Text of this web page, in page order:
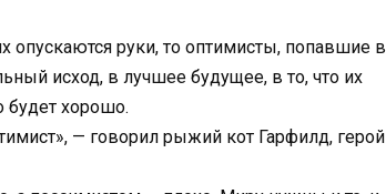
опускаются руки, то оптимисты, попавшие в
исход, в лучшее будущее, в то, что их
будет хорошо.
— говорил рыжий кот Гарфилд, герой